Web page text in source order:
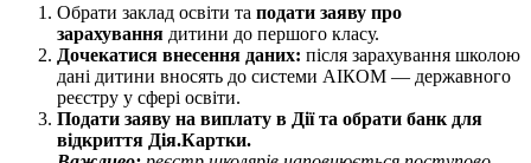
Обрати заклад освіти та подати заяву про
зарахування дитини до першого класу.
Дочекатися внесення даних: після зарахування школою
дані дитини вносять до системи АІКОМ — державного
реєстру у сфері освіти.
Подати заяву на виплату в Дії та обрати банк для
відкриття Дія.Картки.